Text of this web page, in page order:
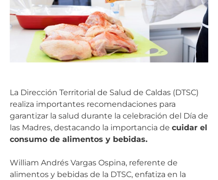
La Dirección Territorial de Salud de Caldas (DTSC)
realiza importantes recomendaciones para
garantizar la salud durante la celebración del Día de
las Madres, destacando la importancia de cuidar el
consumo de alimentos y bebidas.
William Andrés Vargas Ospina, referente de
alimentos y bebidas de la DTSC, enfatiza en la